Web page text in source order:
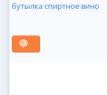
бутылкаспиртное вино